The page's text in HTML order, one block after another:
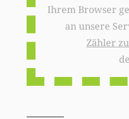
Ihrem Browser
an unsere
Zähler